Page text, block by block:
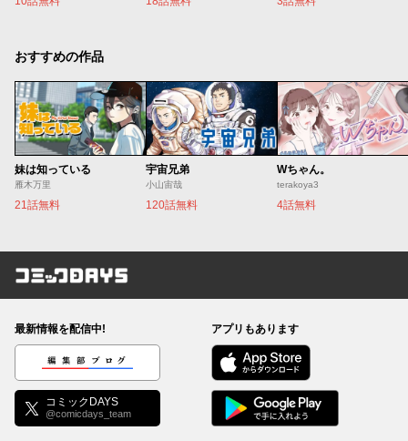
おすすめの作品
妹は知っている
雁木万里
21話無料
宇宙兄弟
小山宙哉
120話無料
Wちゃん。
terakoya3
4話無料
コミックDAYS
最新情報を配信中!
編集部ブログ
コミックDAYS
@comicdays_team
アプリもあります